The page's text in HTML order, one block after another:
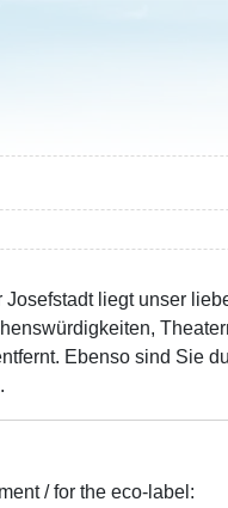
liegt unser
Ebenso sind Sie
/ for the eco-label: